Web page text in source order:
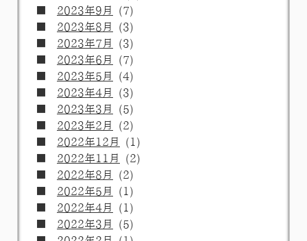
2023年9月
(7)
2023年8月
(3)
2023年7月
(3)
2023年6月
(7)
2023年5月
(4)
2023年4月
(3)
2023年3月
(5)
2023年2月
(2)
2022年12月
(1)
2022年11月
(2)
2022年8月
(2)
2022年5月
(1)
2022年4月
(1)
2022年3月
(5)